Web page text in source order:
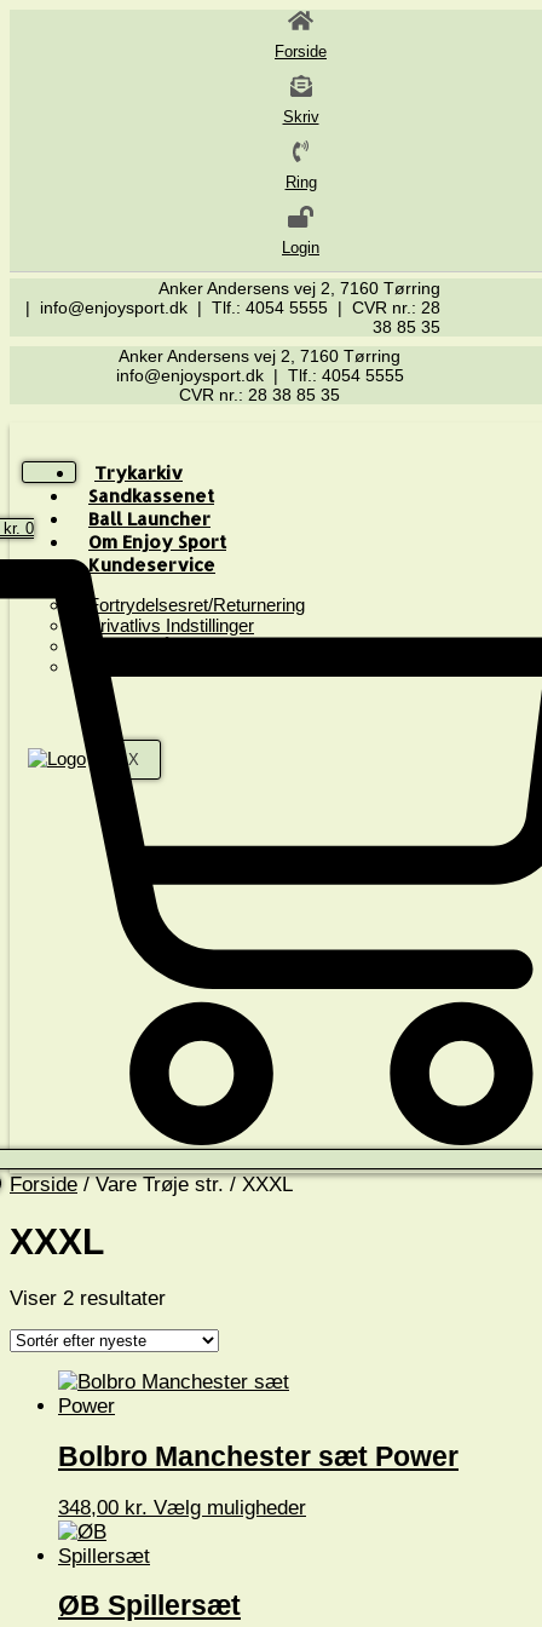
Forside
Skriv
Ring
Login
Anker Andersens vej 2, 7160 Tørring
| info@enjoysport.dk | Tlf.: 4054 5555 | CVR nr.: 28
38 85 35
Anker Andersens vej 2, 7160 Tørring
info@enjoysport.dk | Tlf.: 4054 5555
CVR nr.: 28 38 85 35
Trykarkiv
Sandkassenet
Ball Launcher
Om Enjoy Sport
Kundeservice
Fortrydelsesret/Returnering
Privatlivs Indstillinger
X
kr. 0
Forside/ Vare Trøje str. / XXXL
XXXL
Viser 2 resultaterSorteret
seneste
Bolbro Manchester sæt Power
348,00 kr. Vælg mulighederDette
ØB Spillersæt